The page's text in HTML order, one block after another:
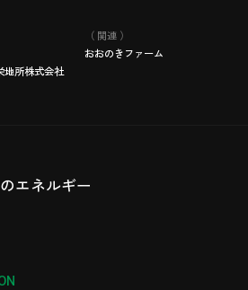
エネルギー
地所株式会社
（ 関連 ）
おおのきファーム